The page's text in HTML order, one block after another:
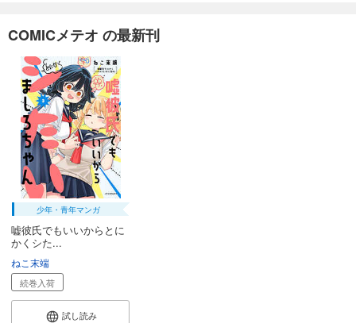
COMICメテオ の最新刊
少年・青年マンガ
嘘彼氏でもいいからとに
かくシた...
ねこ末端
続巻入荷
試し読み